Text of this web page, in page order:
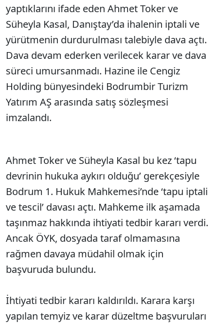
yaptıklarını ifade eden Ahmet Toker ve
Süheyla Kasal, Danıştay’da ihalenin iptali ve
yürütmenin durdurulması talebiyle dava açtı.
Dava devam ederken verilecek karar ve dava
süreci umursanmadı. Hazine ile Cengiz
Holding bünyesindeki Bodrumbir Turizm
Yatırım AŞ arasında satış sözleşmesi
imzalandı.
Ahmet Toker ve Süheyla Kasal bu kez ‘tapu
devrinin hukuka aykırı olduğu’ gerekçesiyle
Bodrum 1. Hukuk Mahkemesi’nde ‘tapu iptali
ve tescil’ davası açtı. Mahkeme ilk aşamada
taşınmaz hakkında ihtiyati tedbir kararı verdi.
Ancak ÖYK, dosyada taraf olmamasına
rağmen davaya müdahil olmak için
başvuruda bulundu.
İhtiyati tedbir kararı kaldırıldı. Karara karşı
yapılan temyiz ve karar düzeltme başvuruları